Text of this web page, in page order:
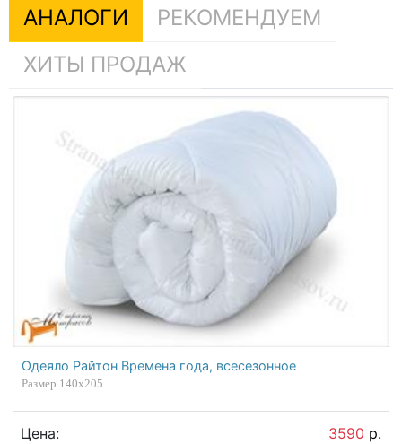
АНАЛОГИ
РЕКОМЕНДУЕМ
ХИТЫ ПРОДАЖ
Одеяло Райтон Времена года, всесезонное
Размер 140х205
Цена: 3590 р.